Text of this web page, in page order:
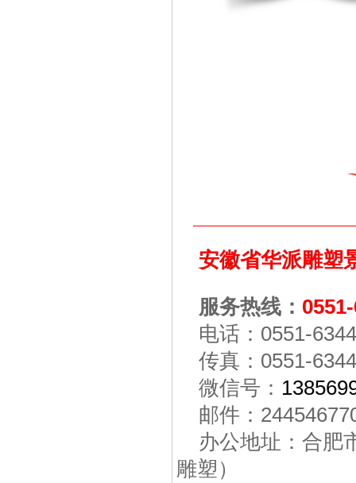
安徽省华派雕塑
服务热线：
电话：0551-
传真：0551-
微信号：
邮件：
办公地址：合肥
雕塑）